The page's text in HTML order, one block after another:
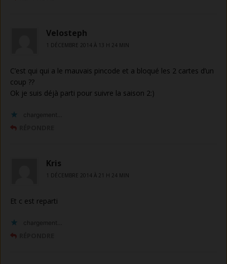
Velosteph
1 DÉCEMBRE 2014 À 13 H 24 MIN
C’est qui qui a le mauvais pincode et a bloqué les 2 cartes d’un
coup ??
Ok je suis déjà parti pour suivre la saison 2:)
chargement…
Kris
1 DÉCEMBRE 2014 À 21 H 24 MIN
Et c est reparti
chargement…